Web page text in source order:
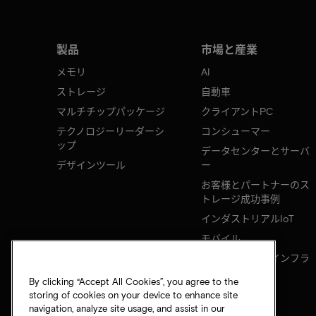
製品
メモリ
ストレージ
マルチチップパッケージ
テクノロジーリーダーシ
ップ
デザインツール
市場と産業
AI
自動車
クライアントPC
コンシューマー
データセンターとサーバ
ー
お客様とパートナーのス
トレージ成功事例
インダストリアルIoT
モバイル
ネットワークのインフラ
By clicking “Accept All Cookies”, you agree to the
storing of cookies on your device to enhance site
navigation, analyze site usage, and assist in our